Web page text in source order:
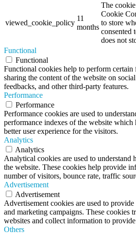
viewed_cookie_policy
11
months
The
Cookie
to store
consented
does not
Functional
Functional
Functional cookies help to perform
sharing the content of the website on
feedbacks, and other third-party features.
Performance
Performance
Performance cookies are used to
performance indexes of the website which
better user experience for the visitors.
Analytics
Analytics
Analytical cookies are used to understand
the website. These cookies help provide
number of visitors, bounce rate, traffic
Advertisement
Advertisement
Advertisement cookies are used to
and marketing campaigns. These cookies
websites and collect information to
Others